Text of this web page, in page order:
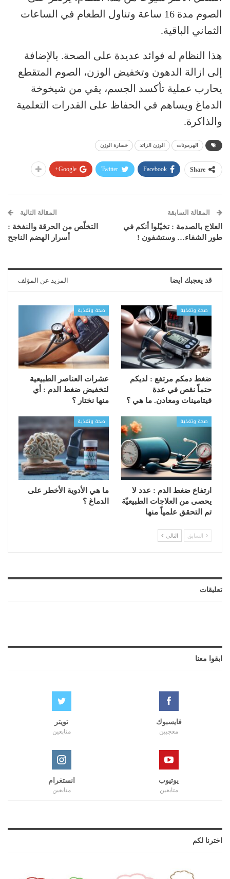
الصوم مدة 16 ساعة وتناول الطعام في الساعات
الثماني الباقية.
هذا النظام له فوائد عديدة على الصحة. بالإضافة
إلى ازالة الدهون وتخفيض الوزن، الصوم المتقطع
يحارب عملية تأكسد الجسم، يقي من شيخوخة
الدماغ ويساهم في الحفاظ على القدرات التعلمية
والذاكرة.
الهرمونات الوزن الزائد خسارة الوزن
Share
Facebook
Twitter
Google+
المقالة السابقة
العلاج بالصدمة : تخيّلوا أنكم في
طور الشفاء… وستشفون !
المقالة التالية
التخلّص من الحرقة والنفخة :
أسرار الهضم الناجح
قد يعجبك ايضا المزيد عن المؤلف
صحة وتغذية
ضغط دمكم مرتفع : لديكم
حتماّ نقص في عدة
فيتامينات ومعادن. ما هي ؟
صحة وتغذية
عشرات العناصر الطبيعية
لتخفيض ضغط الدم : أي
منها نختار ؟
صحة وتغذية
ارتفاع ضغط الدم : عدد لا
يحصى من العلاجات الطبيعيّة
تم التحقق علمياً منها
صحة وتغذية
ما هي الأدوية الأخطر على
الدماغ ؟
السابق التالي
تعليقات
ابقوا معنا
فايسبوك
معجبين
تويتر
متابعين
يوتيوب
متابعين
انستغرام
متابعين
اخترنا لكم